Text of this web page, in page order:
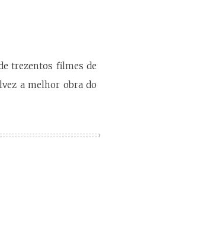
trezentos filmes de
a melhor obra do